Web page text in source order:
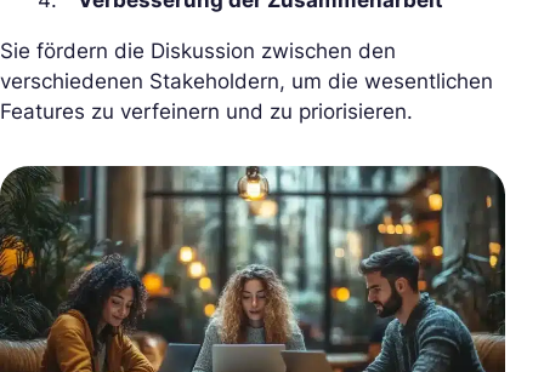
Sie fördern die Diskussion zwischen den
verschiedenen Stakeholdern, um die wesentlichen
Features zu verfeinern und zu priorisieren.